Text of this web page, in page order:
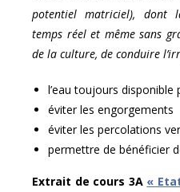
potentiel matriciel), dont
temps réel et même sans
de la culture, de conduire
l’eau toujours disponible
éviter les engorgements
éviter les percolations
permettre de bénéficier
Extrait de cours 3A «